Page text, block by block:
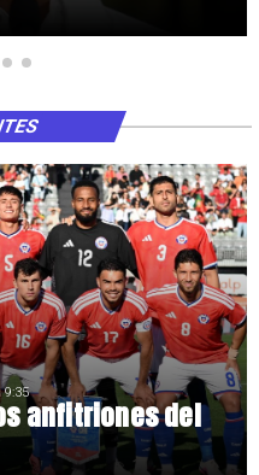
anfitriones del
9:35